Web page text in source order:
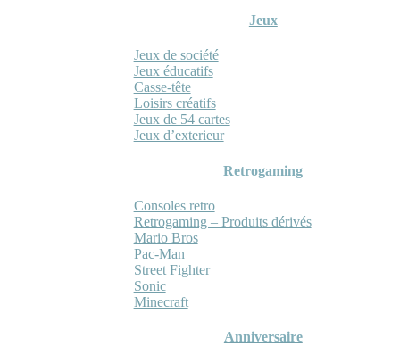
Jeux
Jeux de société
Jeux éducatifs
Casse-tête
Loisirs créatifs
Jeux de 54 cartes
Jeux d’exterieur
Retrogaming
Consoles retro
Retrogaming – Produits dérivés
Mario Bros
Pac-Man
Street Fighter
Sonic
Minecraft
Anniversaire